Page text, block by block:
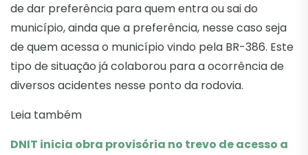
de dar preferência para quem entra ou sai do
município, ainda que a preferência, nesse caso seja
de quem acessa o município vindo pela BR-386. Este
tipo de situação já colaborou para a ocorrência de
diversos acidentes nesse ponto da rodovia.
Leia também
DNIT inicia obra provisória no trevo de acesso a